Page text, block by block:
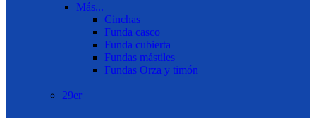
Más...
Cinchas
Funda casco
Funda cubierta
Fundas mástiles
Fundas Orza y timón
29er